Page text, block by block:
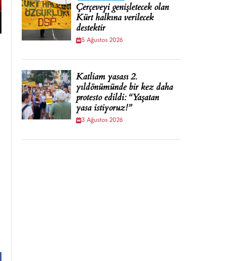
Çerçeveyi genişletecek olan
Kürt halkına verilecek
destektir
5 Ağustos 2026
Katliam yasası 2.
yıldönümünde bir kez daha
protesto edildi: “Yaşatan
yasa istiyoruz!”
3 Ağustos 2026